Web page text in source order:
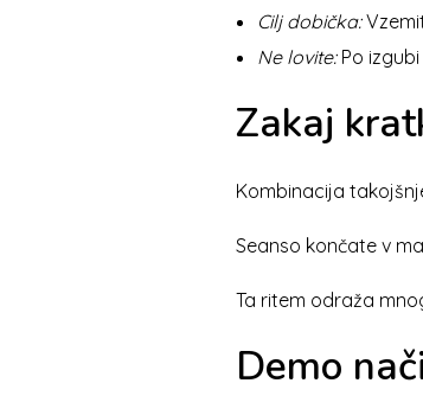
Cilj dobička:
Ne lovite:Po
Zakaj
Kombinacija
Seanso končate v
Ta ritem odraža
Demo